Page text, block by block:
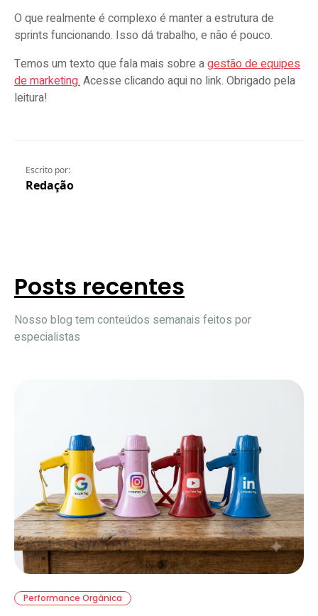
O que realmente é complexo é manter a estrutura de
sprints funcionando. Isso dá trabalho, e não é pouco.
Temos um texto que fala mais sobre agestão de equipes
de marketing.Acesse clicando aqui no link. Obrigado pela
leitura!
Escrito por:
Redação
Posts recentes
Nosso blog tem conteúdos semanais feitos por
especialistas
Performance Orgânica